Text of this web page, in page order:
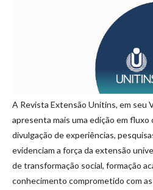
A Revista Extensão Unitins, em seu
apresenta mais uma edição em fluxo
divulgação de experiências,
evidenciam a força da extensão
de transformação social, formação
conhecimento comprometido com